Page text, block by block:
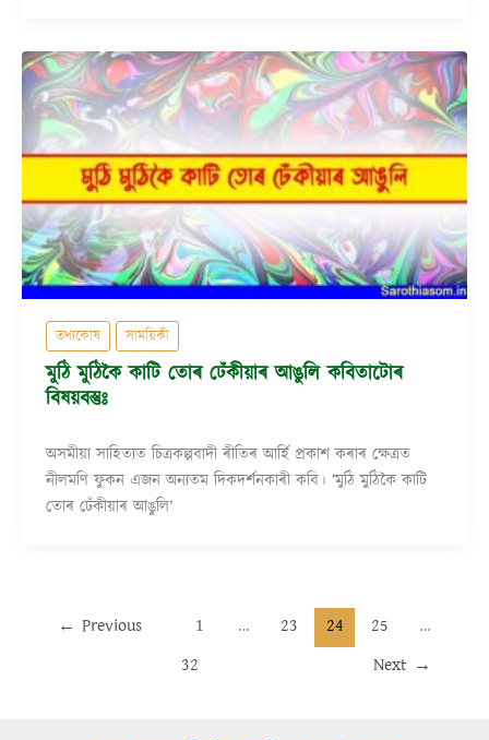
তথ্যকোষ সাময়িকী
মুঠি মুঠিকৈ কাটি তোৰ ঢেঁকীয়াৰ আঙুলি কবিতাটোৰ
বিষয়বস্তুঃ
অসমীয়া সাহিত্যত চিত্ৰকল্পবাদী ৰীতিৰ আৰ্হি প্ৰকাশ কৰাৰ ক্ষেত্ৰত
নীলমণি ফুকন এজন অন্যতম দিকদৰ্শনকাৰী কবি। ‘মুঠি মুঠিকৈ কাটি
তোৰ ঢেঁকীয়াৰ আঙুলি’
← Previous 1 … 23 24 25
…
32
Next →